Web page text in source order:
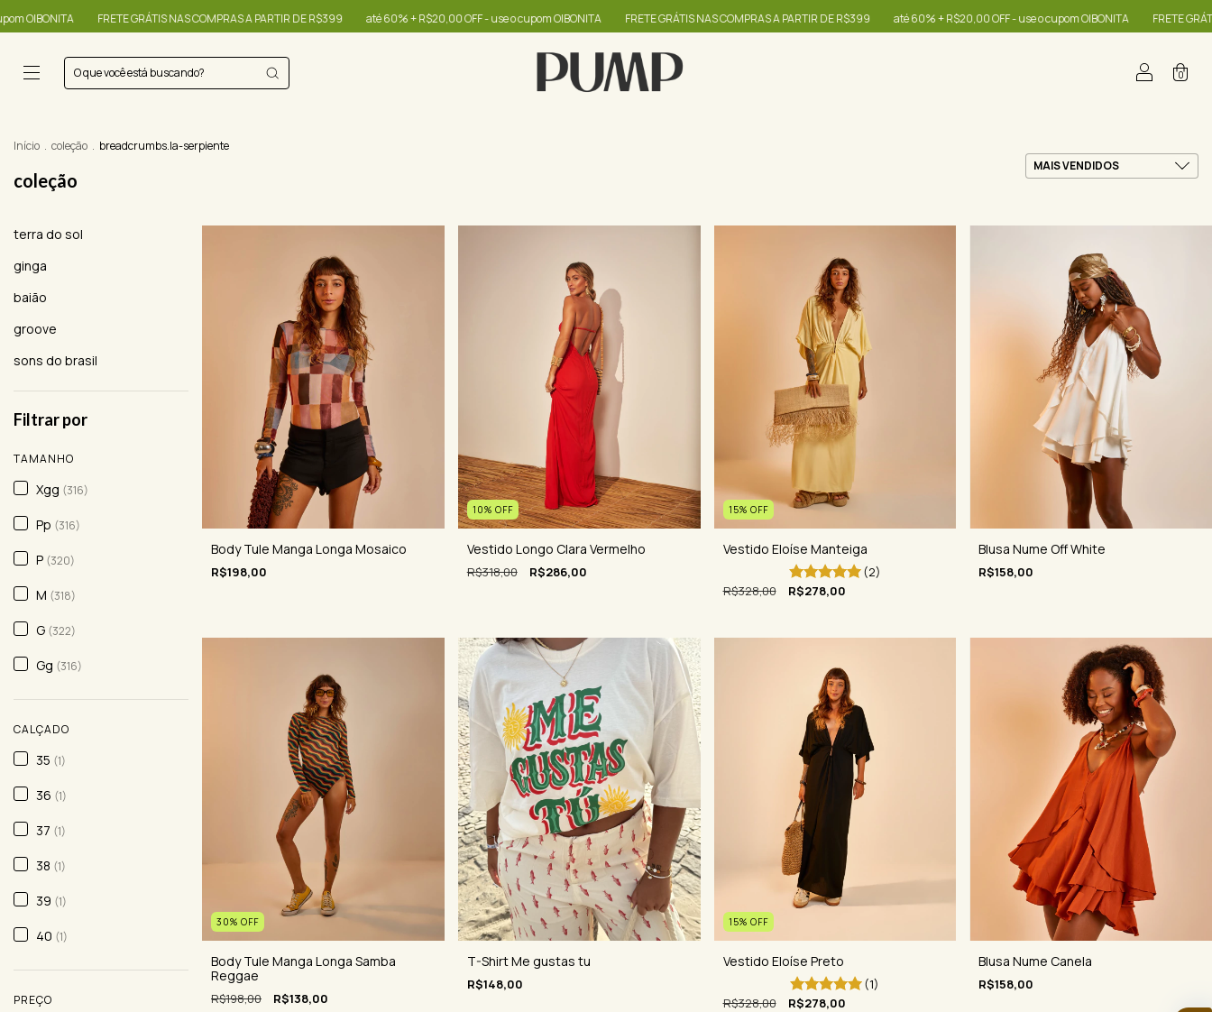
NAS COMPRAS A PARTIR DE R$399 até 60% + R$20,00 OFF - use o cupom OIBONITA FRETE GRÁTIS NAS COMPRAS A PARTIR DE R$399 até 60% + R$20,00 OFF - use o cupom OIBONITA FRETE GRÁTIS NAS COMPRAS A PARTIR
0
Início . coleção . breadcrumbs.la-serpiente
coleção
terra do sol
ginga
baião
groove
sons do brasil
Filtrar por
TAMANHO
Xgg (316)
Pp (316)
P (320)
M (318)
G (322)
Gg (316)
CALÇADO
35 (1)
36 (1)
37 (1)
38 (1)
39 (1)
40 (1)
PREÇO
Body Tule Manga Longa Mosaico
R$198,00
10% OFF
Vestido Longo Clara Vermelho
R$318,00 R$286,00
15% OFF
Vestido Eloíse Manteiga
(2)
R$328,00
R$278,00
Blusa Nume Off White
R$158,00
30% OFF
Body Tule Manga Longa Samba
Reggae
R$198,00 R$138,00
T-Shirt Me gustas tu
R$148,00
15% OFF
Vestido Eloíse Preto
(1)
R$328,00
R$278,00
Blusa Nume Canela
R$158,00